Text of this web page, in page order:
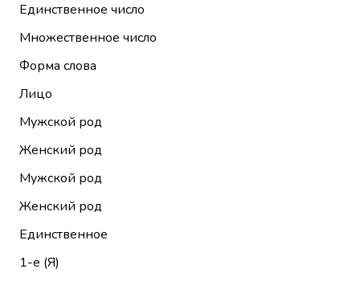
Единственное число
Множественное число
Форма слова
Лицо
Мужской род
Женский род
Мужской род
Женский род
Единственное
1-е (Я)